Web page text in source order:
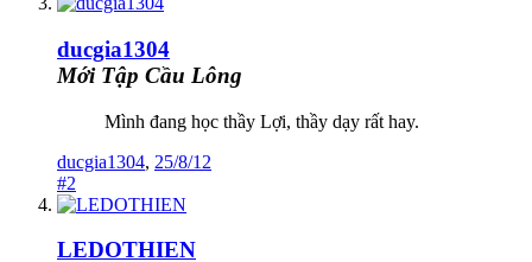
ducgia1304
Mới Tập Cầu Lông
Mình đang học thầy Lợi, thầy dạy rất hay.
ducgia1304, 25/8/12
#2
LEDOTHIEN